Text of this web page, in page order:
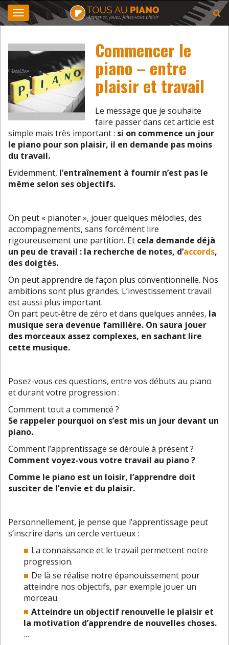
Toggle
navigation
Commencer le
piano – entre
plaisir et travail
Le message que je souhaite
faire passer dans cet article est
simple mais très important : si on commence un jour
le piano pour son plaisir, il en demande pas moins
du travail.
Evidemment, l’entraînement à fournir n’est pas le
même selon ses objectifs.
On peut « pianoter », jouer quelques mélodies, des
accompagnements, sans forcément lire
rigoureusement une partition. Et cela demande déjà
un peu de travail : la recherche de notes, d’accords,
des doigtés.
On peut apprendre de façon plus conventionnelle. Nos
ambitions sont plus grandes. L’investissement travail
est aussi plus important.
On part peut-être de zéro et dans quelques années, la
musique sera devenue familière. On saura jouer
des morceaux assez complexes, en sachant lire
cette musique.
Posez-vous ces questions, entre vos débuts au piano
et durant votre progression :
Comment tout a commencé ?
Se rappeler pourquoi on s’est mis un jour devant un
piano.
Comment l’apprentissage se déroule à présent ?
Comment voyez-vous votre travail au piano ?
Comme le piano est un loisir, l’apprendre doit
susciter de l’envie et du plaisir.
Personnellement, je pense que l’apprentissage peut
s’inscrire dans un cercle vertueux :
La connaissance et le travail permettent notre
progression.
De là se réalise notre épanouissement pour
atteindre nos objectifs, par exemple jouer un
morceau.
Atteindre un objectif renouvelle le plaisir et
la motivation d’apprendre de nouvelles choses.
…